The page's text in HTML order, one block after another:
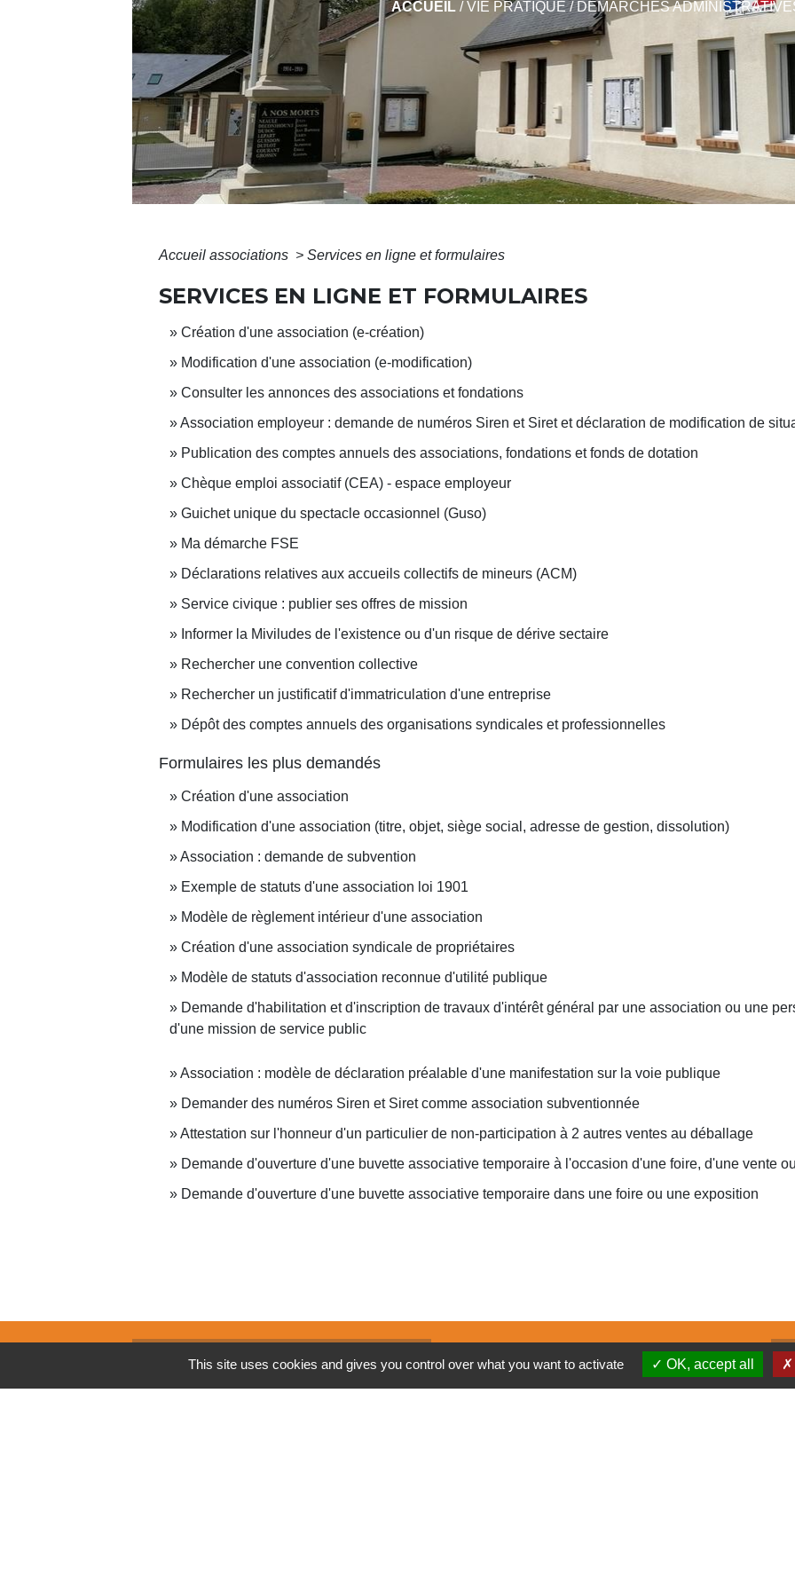
ACCUEIL/VIE PRATIQUE/DÉMARCHES
Accueil associations > Services en ligne et formulaires
SERVICES EN LIGNE ET FORMULAIRES
Création d'une association (e-création)
Modification d'une association (e-modification)
Consulter les annonces des associations et fondations
Association employeur : demande de numéros Siren et Siret et déclaration de modification de
Publication des comptes annuels des associations, fondations et fonds de dotation
Chèque emploi associatif (CEA) - espace employeur
Guichet unique du spectacle occasionnel (Guso)
Ma démarche FSE
Déclarations relatives aux accueils collectifs de mineurs (ACM)
Service civique : publier ses offres de mission
Informer la Miviludes de l'existence ou d'un risque de dérive sectaire
Rechercher une convention collective
Rechercher un justificatif d'immatriculation d'une entreprise
Dépôt des comptes annuels des organisations syndicales et professionnelles
Formulaires les plus demandés
Création d'une association
Modification d'une association (titre, objet, siège social, adresse de gestion, dissolution)
Association : demande de subvention
Exemple de statuts d'une association loi 1901
Modèle de règlement intérieur d'une association
Création d'une association syndicale de propriétaires
Modèle de statuts d'association reconnue d'utilité publique
Demande d'habilitation et d'inscription de travaux d'intérêt général par une association ou une
d'une mission de service public
Association : modèle de déclaration préalable d'une manifestation sur la voie publique
Demander des numéros Siren et Siret comme association subventionnée
Attestation sur l'honneur d'un particulier de non-participation à 2 autres ventes au déballage
Demande d'ouverture d'une buvette associative temporaire à l'occasion d'une foire, d'une vente
Demande d'ouverture d'une buvette associative temporaire dans une foire ou une exposition
PRENDRE CONTACT
This site uses cookies and gives you control over what you want to activate OK, accept all